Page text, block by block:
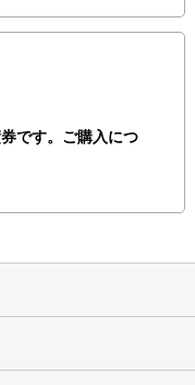
です。ご購入につ